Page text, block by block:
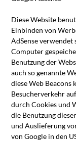
Diese Website
Einbinden von
AdSense verwendet
Computer
Benutzung der
auch so genannte
diese Web
Besucherverkehr
durch Cookies und
die Benutzung
und Auslieferung
von Google in den